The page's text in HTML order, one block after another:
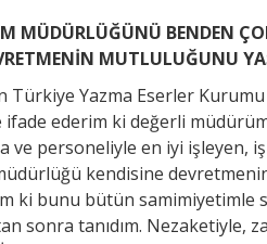
MÜDÜRLÜĞÜNÜ BENDEN
MUTLULUĞUNU
Türkiye Yazma Eserler
ifade ederim ki değerli
ve personeliyle en iyi işleyen,
kendisine
ki bunu bütün samimiyetimle
sonra tanıdım. Nezaketiyle,